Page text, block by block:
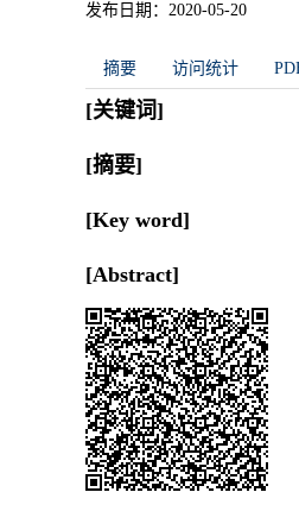
发布日期：2020-05-20
摘要 访问统计
[关键词]
[摘要]
[Key word]
[Abstract]